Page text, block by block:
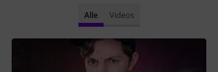
Alle Videos